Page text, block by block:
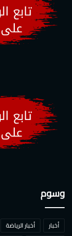
وسوم
أخبار أخبار الرياضة